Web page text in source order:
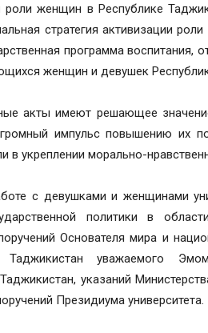
роли женщин в Республике
стратегия активизации
программа воспитания,
женщин и девушек
акты имеют решающее
импульс повышению их
в укреплении морально-
с девушками и женщинами
политики в
Основателя мира и
Таджикистан уважаемого
указаний
Президиума университета.